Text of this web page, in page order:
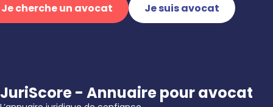
Je cherche un avocat
Je suis avocat
JuriScore - Annuaire pour avocat